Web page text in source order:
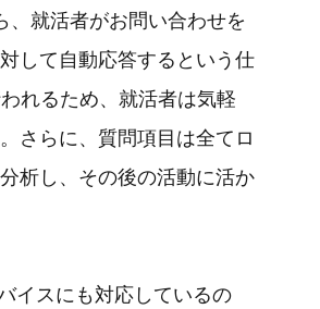
、就活者がお問い合わせを
して自動応答するという仕
れるため、就活者は気軽
さらに、質問項目は全てロ
析し、その後の活動に活か
イスにも対応しているの